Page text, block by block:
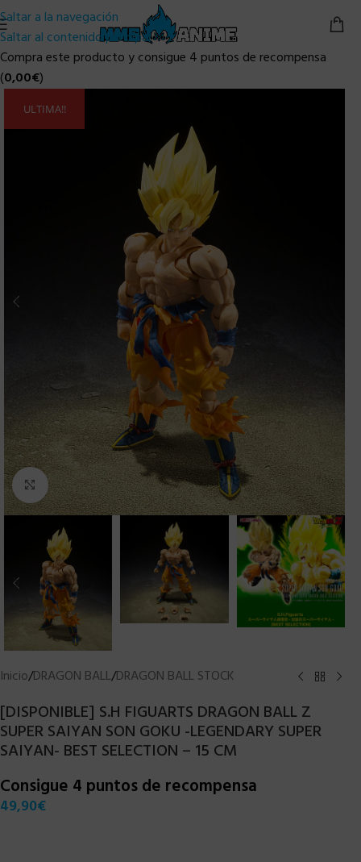
Saltar a la navegación
Saltar al contenido principal
Compra este producto y consigue 4 puntos de recompensa
(0,00€)
ULTIMA!!
Clic para ampliar
Inicio/DRAGON BALL/DRAGON BALL STOCK
[DISPONIBLE] S.H FIGUARTS DRAGON BALL Z
SUPER SAIYAN SON GOKU -LEGENDARY SUPER
SAIYAN- BEST SELECTION – 15 CM
Consigue 4 puntos de recompensa
49,90€